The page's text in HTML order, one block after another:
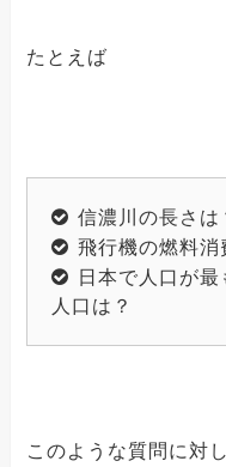
たとえば
信濃川の長さは
飛行機の燃料消
日本で人口が
人口は？
このような質問に対